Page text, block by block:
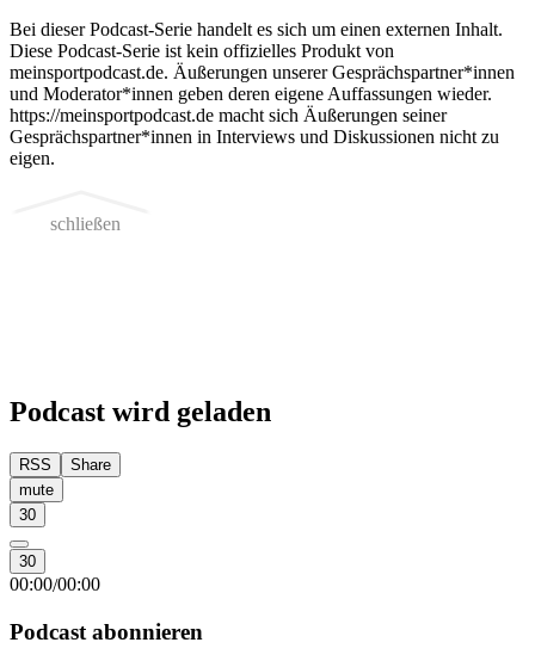
Bei dieser Podcast-Serie handelt es sich um einen externen Inhalt.
Diese Podcast-Serie ist kein offizielles Produkt von
meinsportpodcast.de. Äußerungen unserer Gesprächspartner*innen
und Moderator*innen geben deren eigene Auffassungen wieder.
https://meinsportpodcast.de macht sich Äußerungen seiner
Gesprächspartner*innen in Interviews und Diskussionen nicht zu
eigen.
schließen
Podcast wird geladen
RSS
Share
mute
30
30
00:00/00:00
Podcast abonnieren